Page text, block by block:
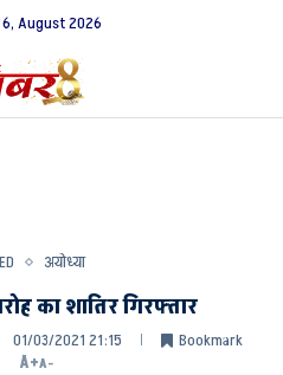
August 2026
अयोध्या
का शातिर गिरफ्तार
01/03/2021 21:15
Bookmark
A+A-